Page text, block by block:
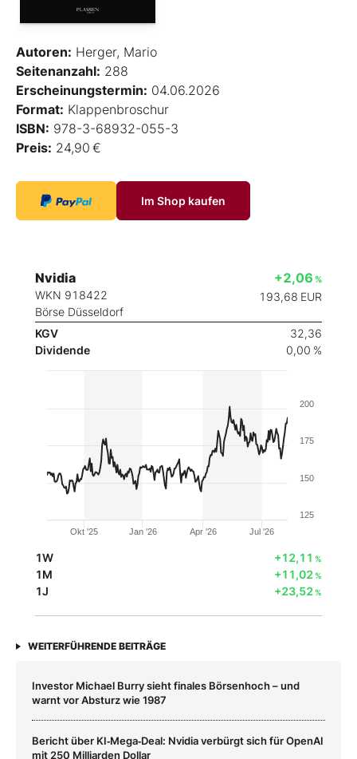
Autoren: Herger, Mario
Seitenanzahl: 288
Erscheinungstermin: 04.06.2026
Format: Klappenbroschur
ISBN: 978-3-68932-055-3
Preis: 24,90 €
Im Shop kaufen
Nvidia
WKN 918422
Börse Düsseldorf
+2,06 %
193,68 EUR
KGV
32,36
Dividende
0,00 %
Okt '25 Jan '26 Apr '26 Jul '26
125
150
175
200
1W +12,11 %
1M +11,02%
1J +23,52%
WEITERFÜHRENDE BEITRÄGE
Investor Michael Burry sieht finales Börsenhoch – und
warnt vor Absturz wie 1987
Bericht über KI‑Mega‑Deal: Nvidia verbürgt sich für OpenAI
mit 250 Milliarden Dollar